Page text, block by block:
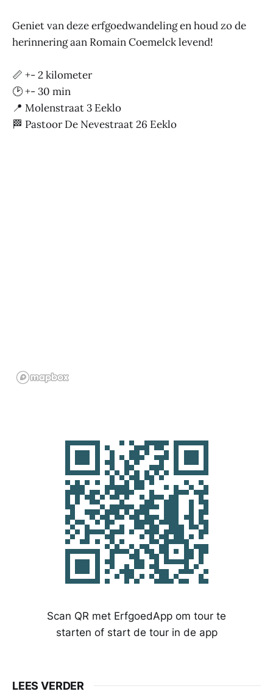
Geniet van deze erfgoedwandeling en houd zo de
herinnering aan Romain Coemelck levend!
📏 +- 2 kilometer
🕑 +- 30 min
📍 Molenstraat 3 Eeklo
🏁 Pastoor De Nevestraat 26 Eeklo
Scan QR met ErfgoedApp om tour te
starten of start de tour in de app
LEES VERDER